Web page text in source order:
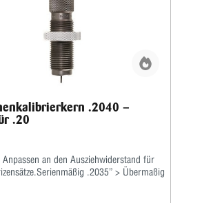
.2040 –
.20
an den Ausziehwiderstand für
.2035” > Übermaßig